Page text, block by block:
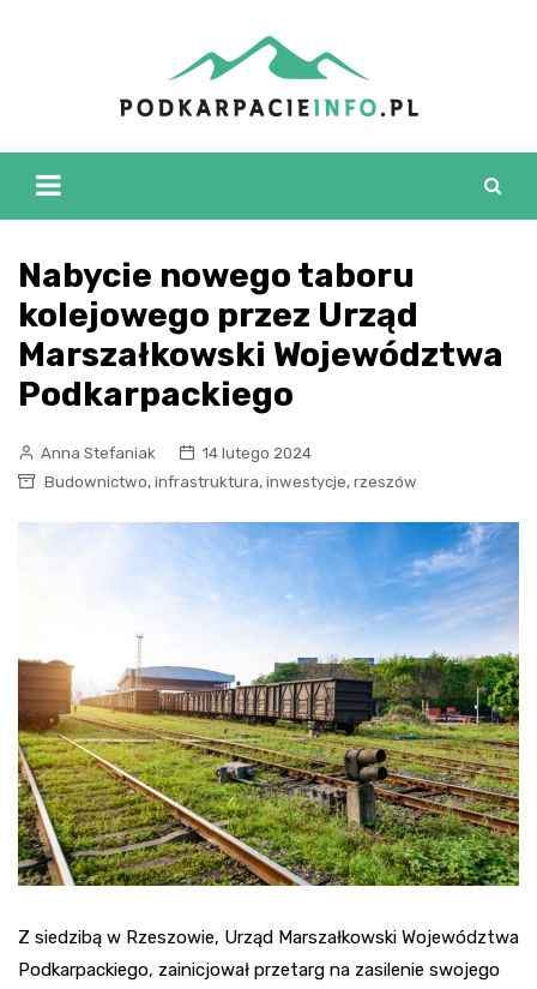
Nabycie nowego taboru
kolejowego przez Urząd
Marszałkowski Województwa
Podkarpackiego
Anna Stefaniak
14 lutego 2024
Budownictwo, infrastruktura, inwestycje, rzeszów
Z siedzibą w Rzeszowie, Urząd Marszałkowski Województwa
Podkarpackiego, zainicjował przetarg na zasilenie swojego